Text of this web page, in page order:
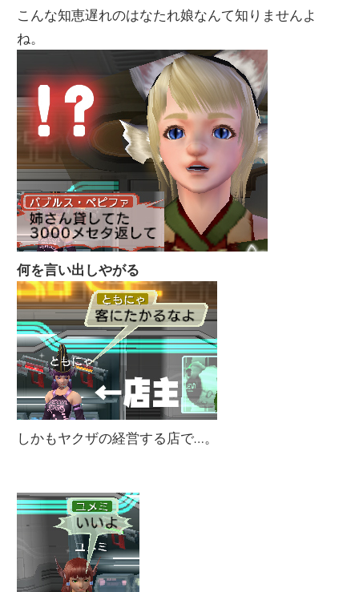
こんな知恵遅れのはなたれ娘なんて知りませんよ
ね。
何を言い出しやがる
しかもヤクザの経営する店で…。